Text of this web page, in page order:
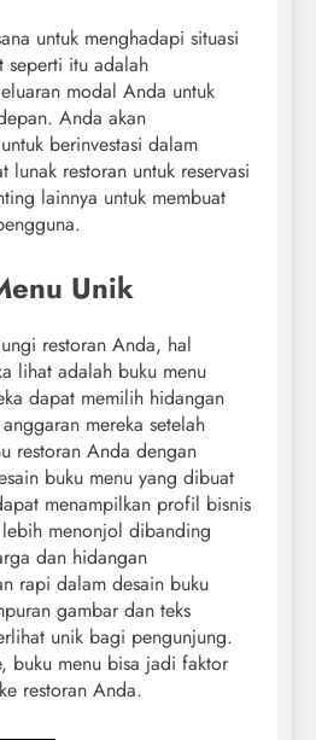
untuk menghadapi situasi
seperti itu adalah
modal Anda untuk
Anda akan
berinvestasi dalam
lunak restoran untuk reservasi
lainnya untuk membuat
Unik
restoran Anda, hal
lihat adalah buku menu
dapat memilih hidangan
mereka setelah
restoran Anda dengan
buku menu yang dibuat
menampilkan profil bisnis
menonjol dibanding
dan hidangan
rapi dalam desain buku
gambar dan teks
unik bagi pengunjung.
buku menu bisa jadi faktor
restoran Anda.